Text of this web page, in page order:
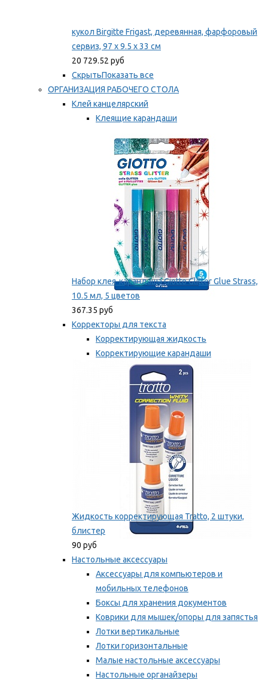
кукол Birgitte Frigast, деревянная, фарфоровый
сервиз, 97 x 9.5 x 33 см
20 729.52 руб
СкрытьПоказать все
ОРГАНИЗАЦИЯ РАБОЧЕГО СТОЛА
Клей канцелярский
Клеящие карандаши
Мы рекомендуем
Набор клея-карандаша Giotto Glitter Glue Strass,
10.5 мл, 5 цветов
367.35 руб
Корректоры для текста
Корректирующая жидкость
Корректирующие карандаши
Корректирующие ленты
Мы рекомендуем
Жидкость корректирующая Tratto, 2 штуки,
блистер
90 руб
Настольные аксессуары
Аксессуары для компьютеров и
мобильных телефонов
Боксы для хранения документов
Коврики для мышек/опоры для запястья
Лотки вертикальные
Лотки горизонтальные
Малые настольные аксессуары
Настольные органайзеры